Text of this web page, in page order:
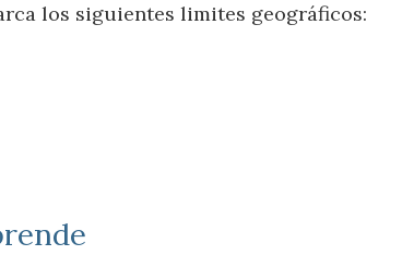
los siguientes limites geográficos: